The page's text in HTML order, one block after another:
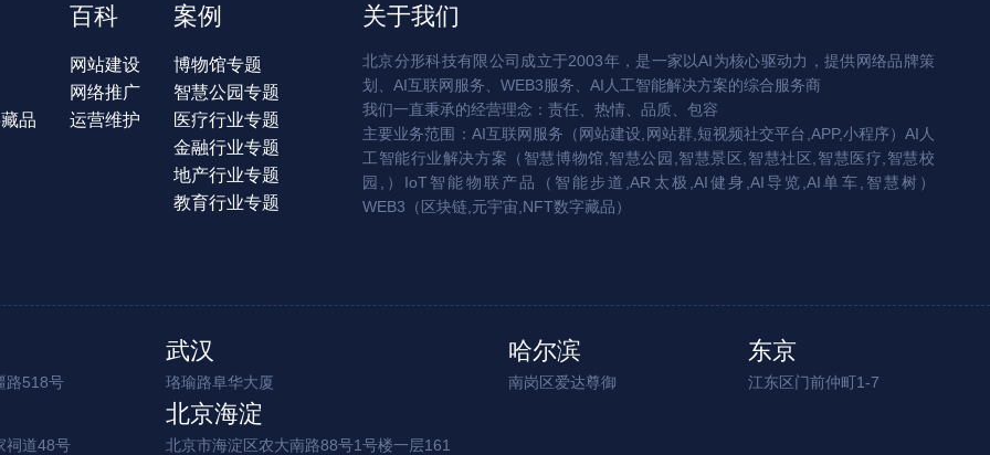
品
百科
网站建设
网络推广
运营维护
案例
博物馆专题
智慧公园专题
医疗行业专题
金融行业专题
地产行业专题
教育行业专题
关于我们
北京分形科技有限公司成立于2003年，是一家以AI为核心驱动力，提供网络品牌策
划、AI互联网服务、WEB3服务、AI人工智能解决方案的综合服务商
我们一直秉承的经营理念：责任、热情、品质、包容
主要业务范围：AI互联网服务（网站建设,网站群,短视频社交平台,APP,小程序）AI人
工智能行业解决方案（智慧博物馆,智慧公园,智慧景区,智慧社区,智慧医疗,智慧校
园,）IoT智能物联产品（智能步道,AR太极,AI健身,AI导览,AI单车,智慧树）
WEB3（区块链,元宇宙,NFT数字藏品）
路518号
武汉
珞瑜路阜华大厦
哈尔滨
南岗区爱达尊御
东京
江东区门前仲町1-7
祠道48号
北京海淀
北京市海淀区农大南路88号1号楼一层161